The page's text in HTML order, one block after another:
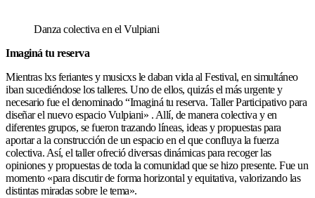
Danza colectiva en el Vulpiani
Imaginá tu reserva
Mientras lxs feriantes y musicxs le daban vida al Festival, en simultáneo
iban sucediéndose los talleres. Uno de ellos, quizás el más urgente y
necesario fue el denominado “Imaginá tu reserva. Taller Participativo para
diseñar el nuevo espacio Vulpiani» . Allí, de manera colectiva y en
diferentes grupos, se fueron trazando líneas, ideas y propuestas para
aportar a la construcción de un espacio en el que confluya la fuerza
colectiva. Así, el taller ofreció diversas dinámicas para recoger las
opiniones y propuestas de toda la comunidad que se hizo presente. Fue un
momento «para discutir de forma horizontal y equitativa, valorizando las
distintas miradas sobre le tema».